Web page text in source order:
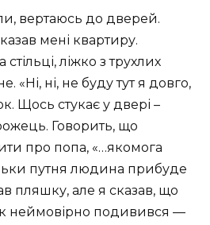
вертаюсь до дверей.
мені квартиру.
ліжко з трухлих
«Ні, ні, не буду тут я довго,
Щось стукає у двері –
Говорить, що
про попа, «…якомога
путня людина прибуде
пляшку, але я сказав, що
неймовірно подивився —